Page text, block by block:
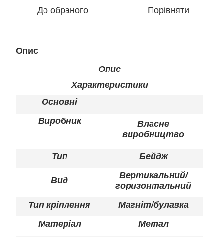
До обраного Порівняти
Опис
Опис
Характеристики
Основні
Виробник
Власне
виробництво
Тип Бейдж
Вид
Вертикальний/
горизонтальний
Тип кріплення
Магніт/булавка
Матеріал
Метал